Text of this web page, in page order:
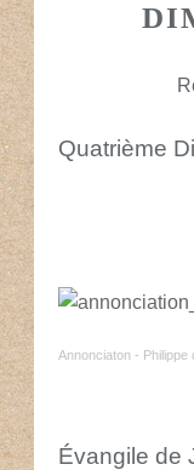
Quatrième
Annonciaton - Philippe
Évangile de